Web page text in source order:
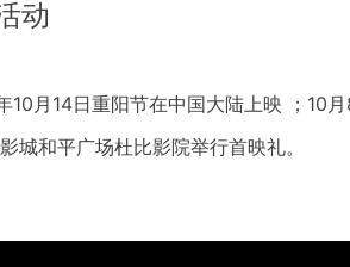
动
月14日重阳节在中国大陆上映 ；10
和平广场杜比影院举行首映礼。